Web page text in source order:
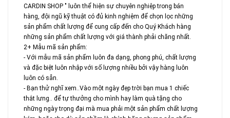
CARDIN SHOP " luôn thể hiện sự chuyên nghiệp trong bán
hàng, đội ngũ kỹ thuật có đủ kinh nghiệm để chọn lọc những
sản phẩm chất lượng để cung cấp đến cho Quý Khách hàng
những sản phẩm chất lượng với giá thành phải chăng nhất.
2+ Mẫu mã sản phẩm:
- Với mẫu mã sản phẩm luôn đa dạng, phong phú, chất lượng
và đặc biệt luôn nhập với số lượng nhiều bởi vậy hàng luôn
luôn có sẵn.
- Bạn thử nghĩ xem..Vào một ngày đẹp trời bạn mua 1 chiếc
thắt lưng.. để tự thưởng cho mình hay làm quà tặng cho
những ngày trọng đại mà mua phải một sản phẩm chất lượng